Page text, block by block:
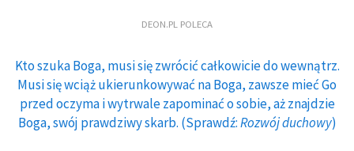
DEON.PL POLECA
Kto szuka Boga, musi się zwrócić całkowicie do wewnątrz.
Musi się wciąż ukierunkowywać na Boga, zawsze mieć Go
przed oczyma i wytrwale zapominać o sobie, aż znajdzie
Boga, swój prawdziwy skarb. (Sprawdź:Rozwój duchowy)